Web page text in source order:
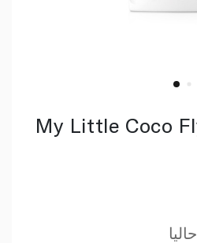
My Little Coco